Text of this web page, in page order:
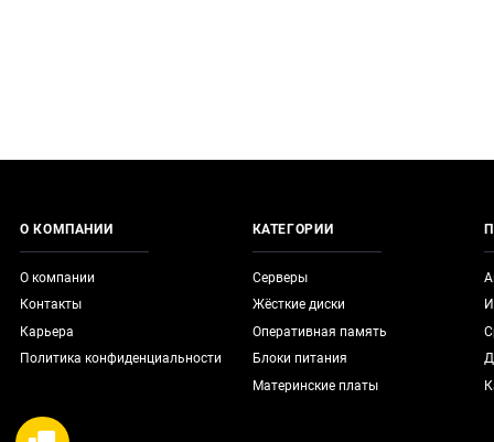
О КОМПАНИИ
О компании
Контакты
Карьера
Политика конфиденциальности
КАТЕГОРИИ
Серверы
Жёсткие диски
Оперативная память
Блоки питания
Материнские платы